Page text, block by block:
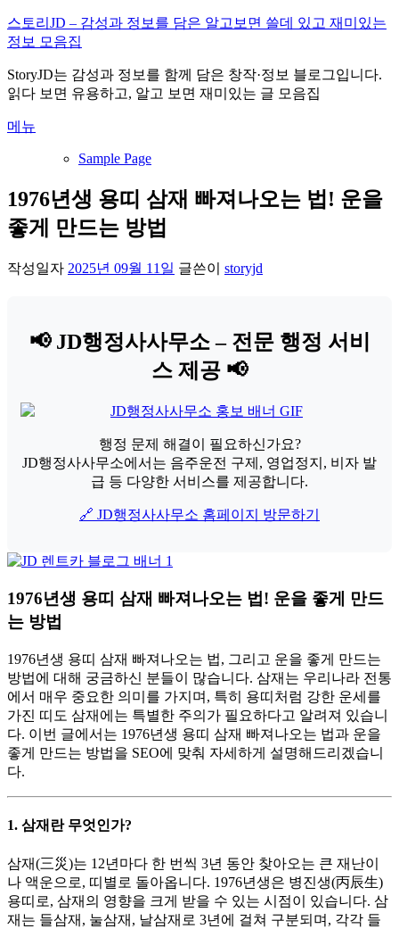
내
용
로
바
가
스토리JD – 감성과 정보를 담은 알고보면 쓸데 있고 재미있는
정보 모음집
StoryJD는 감성과 정보를 함께 담은 창작·정보 블로그입니다.
읽다 보면 유용하고, 알고 보면 재미있는 글 모음집
메뉴
Sample Page
1976년생 용띠 삼재 빠져나오는 법! 운을
좋게 만드는 방법
작성일자 2025년 09월 11일 글쓴이 storyjd
📢 JD행정사사무소 – 전문 행정 서비
스 제공 📢
행정 문제 해결이 필요하신가요?
JD행정사사무소에서는 음주운전 구제, 영업정지, 비자 발
급 등 다양한 서비스를 제공합니다.
🔗 JD행정사사무소 홈페이지 방문하기
1976년생 용띠 삼재 빠져나오는 법! 운을 좋게 만드
는 방법
1976년생 용띠 삼재 빠져나오는 법, 그리고 운을 좋게 만드는
방법에 대해 궁금하신 분들이 많습니다. 삼재는 우리나라 전통
에서 매우 중요한 의미를 가지며, 특히 용띠처럼 강한 운세를
가진 띠도 삼재에는 특별한 주의가 필요하다고 알려져 있습니
다. 이번 글에서는 1976년생 용띠 삼재 빠져나오는 법과 운을
좋게 만드는 방법을 SEO에 맞춰 자세하게 설명해드리겠습니
다.
1. 삼재란 무엇인가?
삼재(三災)는 12년마다 한 번씩 3년 동안 찾아오는 큰 재난이
나 액운으로, 띠별로 돌아옵니다. 1976년생은 병진생(丙辰生)
용띠로, 삼재의 영향을 크게 받을 수 있는 시점이 있습니다. 삼
재는 들삼재, 눌삼재, 날삼재로 3년에 걸쳐 구분되며, 각각 들